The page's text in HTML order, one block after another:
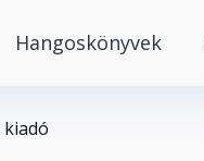
Hangoskönyvek
kiadó